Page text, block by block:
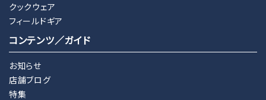
クックウェア
フィールドギア
コンテンツ／ガイド
お知らせ
店舗ブログ
特集